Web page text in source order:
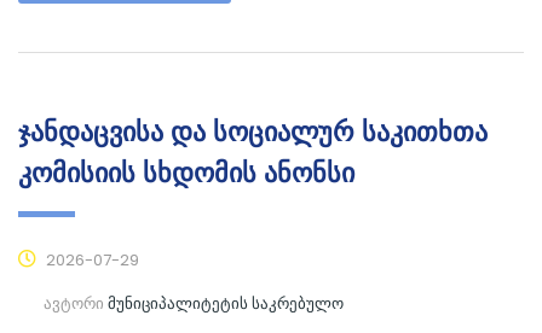
ჯანდაცვისა და სოციალურ საკითხთა
კომისიის სხდომის ანონსი
2026-07-29
ავტორი მუნიციპალიტეტის საკრებულო